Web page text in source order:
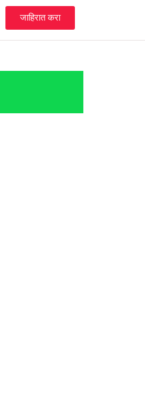
जाहिरात करा